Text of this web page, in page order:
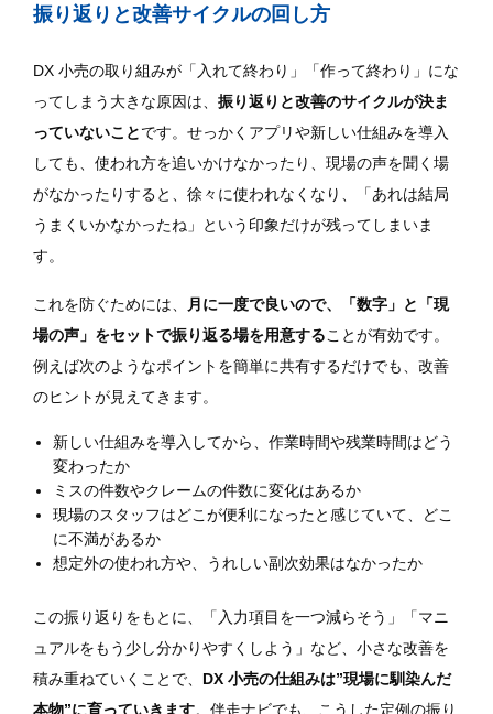
振り返りと改善サイクルの回し方
DX 小売の取り組みが「入れて終わり」「作って終わり」にな
ってしまう大きな原因は、 振り返りと改善のサイクルが決ま
っていないことです。せっかくアプリや新しい仕組みを導入
しても、使われ方を追いかけなかったり、現場の声を聞く場
がなかったりすると、徐々に使われなくなり、「あれは結局
うまくいかなかったね」という印象だけが残ってしまいま
す。
これを防ぐためには、
月に一度で良いので、「数字」と「現
場の声」をセットで振り返る場を用意することが有効です。
例えば次のようなポイントを簡単に共有するだけでも、改善
のヒントが見えてきます。
新しい仕組みを導入してから、作業時間や残業時間はどう
変わったか
ミスの件数やクレームの件数に変化はあるか
現場のスタッフはどこが便利になったと感じていて、どこ
に不満があるか
想定外の使われ方や、うれしい副次効果はなかったか
この振り返りをもとに、「入力項目を一つ減らそう」「マニ
ュアルをもう少し分かりやすくしよう」など、小さな改善を
積み重ねていくことで、 DX 小売の仕組みは”現場に馴染んだ
本物”に育っていきます。伴走ナビでも、こうした定例の振り